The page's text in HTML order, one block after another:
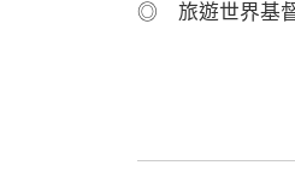
◎ 旅遊世界基